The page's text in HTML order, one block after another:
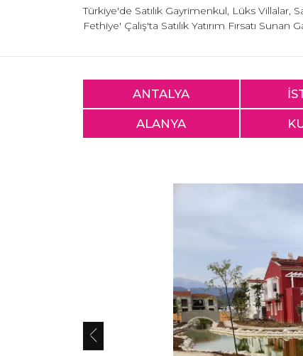
Türkiye'de Satılık Gayrimenkul, Lüks Villalar,
Fethiye' Çalış'ta Satılık Yatırım Fırsatı Sunan
ANTALYA
ALANYA